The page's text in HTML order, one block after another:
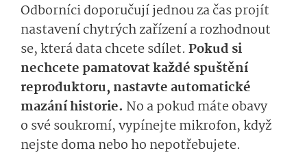
Odborníci doporučují jednou za čas projít
nastavení chytrých zařízení a rozhodnout
se, která data chcete sdílet. Pokud si
nechcete pamatovat každé spuštění
reproduktoru, nastavte automatické
mazání historie. No a pokud máte obavy
o své soukromí, vypínejte mikrofon, když
nejste doma nebo ho nepotřebujete.